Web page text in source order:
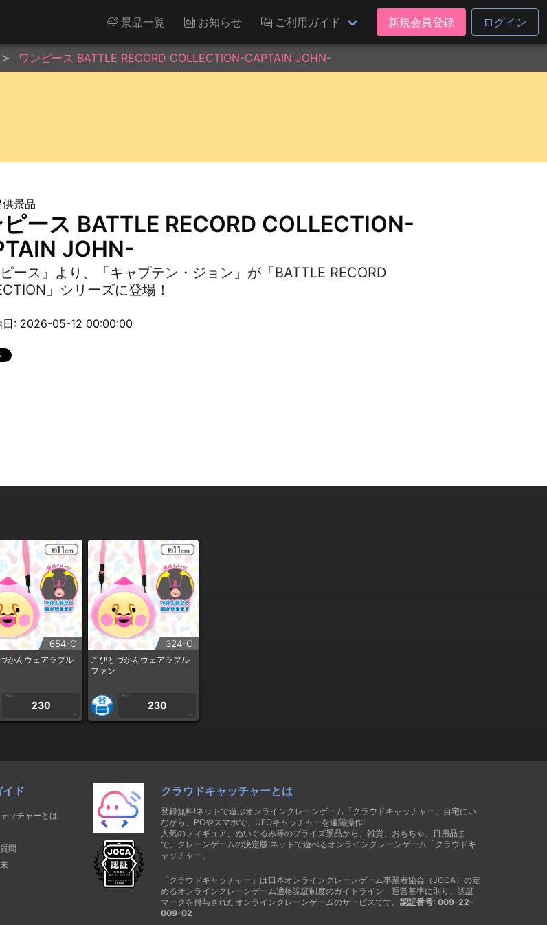
景品一覧 お知らせ ご利用ガイド 新規会員登録 ログイン
ワンピース BATTLE RECORD COLLECTION-CAPTAIN JOHN-
景品
ース BATTLE RECORD COLLECTION-
JOHN-
ピース』より、「キャプテン・ジョン」が「BATTLE RECORD
」シリーズに登場！
日: 2026-05-12 00:00:00
654-C
かんウェアラブル
1PLAY
230
CP
324-C
こびとづかんウェアラブル
ファン
1PLAY
230
CP
イド
ッチャーとは
問
クラウドキャッチャーとは
登録無料!ネットで遊ぶオンラインクレーンゲーム「クラウドキャッチャー」自宅にい
ながら、PCやスマホで、UFOキャッチャーを遠隔操作!
人気のフィギュア、ぬいぐるみ等のプライズ景品から、雑貨、おもちゃ、日用品ま
で、クレーンゲームの決定版!ネットで遊べるオンラインクレーンゲーム「クラウドキ
ャッチャー」
「クラウドキャッチャー」は日本オンラインクレーンゲーム事業者協会（JOCA）の定
めるオンラインクレーンゲーム適格認証制度のガイドライン・運営基準に則り、認証
マークを付与されたオンラインクレーンゲームのサービスです。 認証番号: 009-22-
009-02